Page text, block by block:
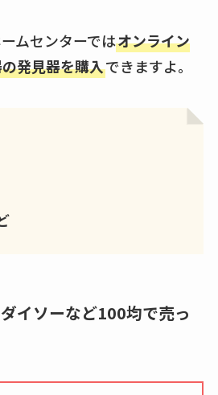
ムセンターではオンライン
発見器を購入できますよ。
イソーなど100均で売っ